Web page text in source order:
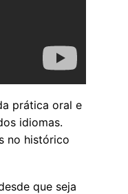
prática oral e
idiomas.
no histórico
que seja